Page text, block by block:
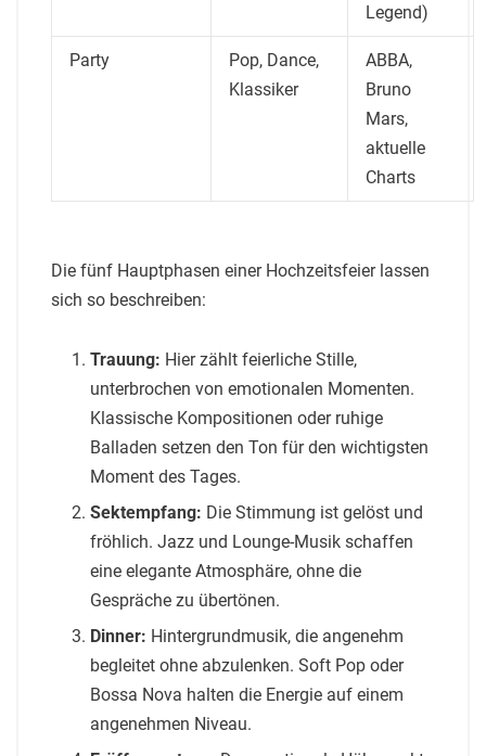
Legend)
Party
Pop, Dance,
Klassiker
ABBA,
Bruno
Mars,
aktuelle
Charts
Die fünf Hauptphasen einer Hochzeitsfeier lassen
sich so beschreiben:
Trauung: Hier zählt feierliche Stille,
unterbrochen von emotionalen Momenten.
Klassische Kompositionen oder ruhige
Balladen setzen den Ton für den wichtigsten
Moment des Tages.
Sektempfang: Die Stimmung ist gelöst und
fröhlich. Jazz und Lounge-Musik schaffen
eine elegante Atmosphäre, ohne die
Gespräche zu übertönen.
Dinner: Hintergrundmusik, die angenehm
begleitet ohne abzulenken. Soft Pop oder
Bossa Nova halten die Energie auf einem
angenehmen Niveau.